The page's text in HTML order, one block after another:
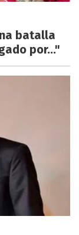
batalla
por..."